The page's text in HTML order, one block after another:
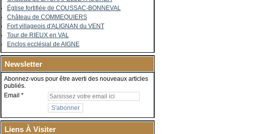
Église fortifiée de COUSSAC-BONNEVAL
Château de COMMEQUIERS
Fort villageois d'ALIGNAN du VENT
Tour de RIEUX en VAL
Enclos ecclésial de AIGNE
Newsletter
Abonnez-vous pour être averti des nouveaux articles
publiés.
Email
Liens À Visiter